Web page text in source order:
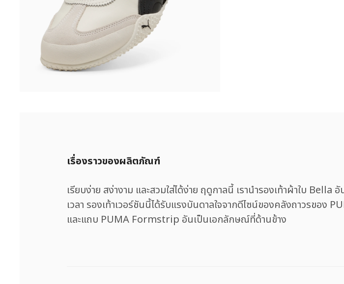
เรื่องราวของผลิตภัณฑ์
เรียบง่าย สง่างาม และสวมใส่ได้ง่าย ฤดูกาลนี้ เรานำรองเท้าผ้าใบ
เวลา รองเท้าเวอร์ชันนี้ได้รับแรงบันดาลใจจากดีไซน์ของคลังถาวรขอ
และแถบ PUMA Formstrip อันเป็นเอกลักษณ์ที่ด้านข้าง